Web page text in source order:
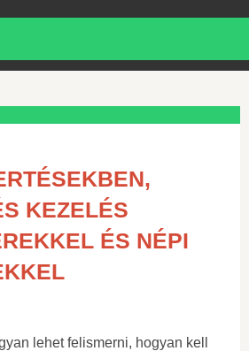
KEZELÉS
ÉS NÉPI
lehet felismerni, hogyan kell